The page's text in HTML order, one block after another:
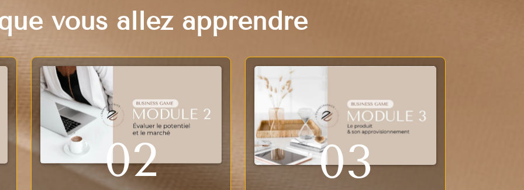
vous allez apprendre
02 03